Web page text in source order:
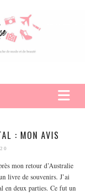
: MON AVIS
mon retour d’Australie
livre de souvenirs. J’ai
en deux parties. Ce fut un